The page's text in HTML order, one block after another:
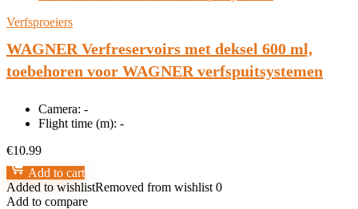
Verfsproeiers
WAGNER Verfreservoirs met deksel 600 ml,
toebehoren voor WAGNER verfspuitsystemen
Camera: -
Flight time (m): -
€10.99
Add to cart
Added to wishlistRemoved from wishlist 0
Add to compare